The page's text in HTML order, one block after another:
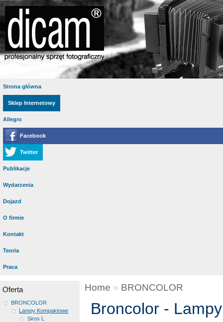
Strona główna
Sklep Internetowy
Allegro
Facebook
Twitter
Publikacje
Wydarzenia
Dojazd
O firmie
Kontakt
Teoria
Praca
Oferta
BRONCOLOR
Lampy Kompaktowe
Siros L
Home » BRONCOLOR
Broncolor -